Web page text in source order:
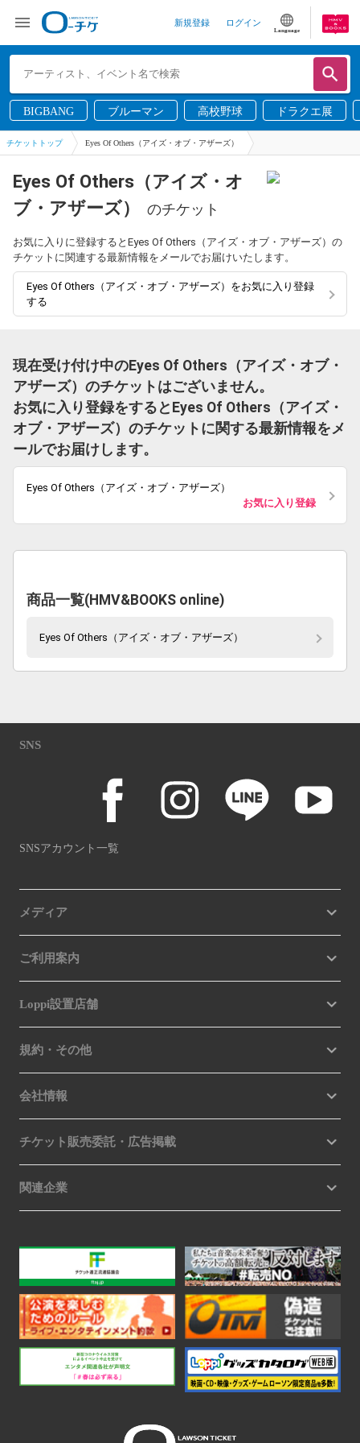
新規登録 ログイン
Language
BIGBANG ブルーマン 高校野球 ドラクエ展
チケットトップ Eyes Of Others（アイズ・オブ・アザーズ）
Eyes Of Others（アイズ・オ
ブ・アザーズ）
のチケット
お気に入りに登録するとEyes Of Others（アイズ・オブ・アザーズ）の
チケットに関連する最新情報をメールでお届けいたします。
Eyes Of Others（アイズ・オブ・アザーズ）をお気に入り登録
する
現在受け付け中のEyes Of Others（アイズ・オブ・
アザーズ）のチケットはございません。
お気に入り登録をするとEyes Of Others（アイズ・
オブ・アザーズ）のチケットに関する最新情報をメ
ールでお届けします。
Eyes Of Others（アイズ・オブ・アザーズ）
お気に入り登録
商品一覧(HMV&BOOKS online)
Eyes Of Others（アイズ・オブ・アザーズ）
SNS
SNSアカウント一覧
メディア
ご利用案内
Loppi設置店舗
規約・その他
会社情報
チケット販売委託・広告掲載
関連企業